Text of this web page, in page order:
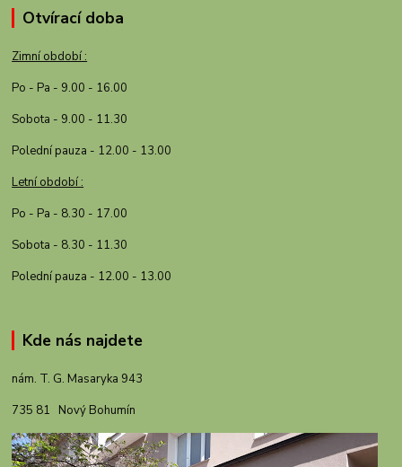
Otvírací doba
Zimní období :
Po - Pa - 9.00 - 16.00
Sobota - 9.00 - 11.30
Polední pauza - 12.00 - 13.00
Letní období :
Po - Pa - 8.30 - 17.00
Sobota - 8.30 - 11.30
Polední pauza - 12.00 - 13.00
Kde nás najdete
nám. T. G. Masaryka 943
735 81 Nový Bohumín